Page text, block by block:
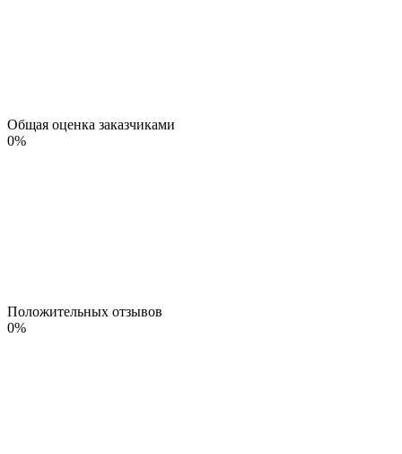
Общая оценка заказчиками
0%
Положительных отзывов
0%